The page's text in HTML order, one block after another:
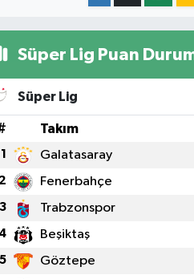
Süper Lig Puan
Süper Lig
Takım
1 Galatasaray
2 Fenerbahçe
3 Trabzonspor
4 Beşiktaş
5 Göztepe